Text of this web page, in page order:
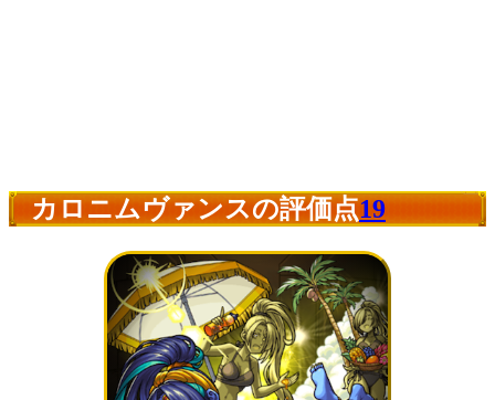
カロニムヴァンスの評価点19